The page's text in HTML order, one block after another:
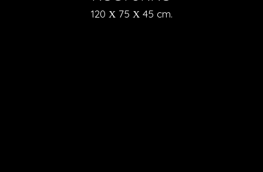
120 Χ 75 Χ 45 cm.